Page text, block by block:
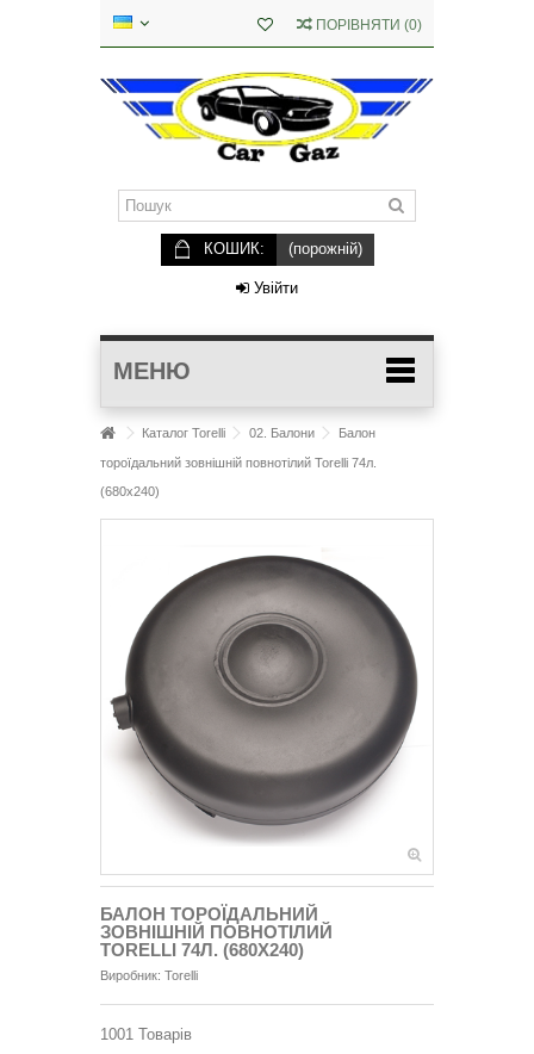
ПОРІВНЯТИ (0)
КОШИК: (порожній)
Увійти
МЕНЮ
Каталог Torelli 02. Балони Балон
тороїдальний зовнішній повнотілий Torelli 74л.
(680х240)
БАЛОН ТОРОЇДАЛЬНИЙ
ЗОВНІШНІЙ ПОВНОТІЛИЙ
TORELLI 74Л. (680Х240)
Виробник: Torelli
1001 Товарів